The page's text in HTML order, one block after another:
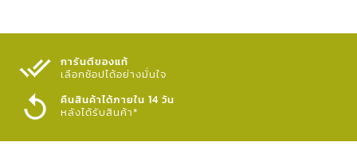
การันตีของแท้
เลือกช้อปได้อย่างมั่นใจ​
คืนสินค้าได้ภายใน 14 วัน
หลังได้รับสินค้า*